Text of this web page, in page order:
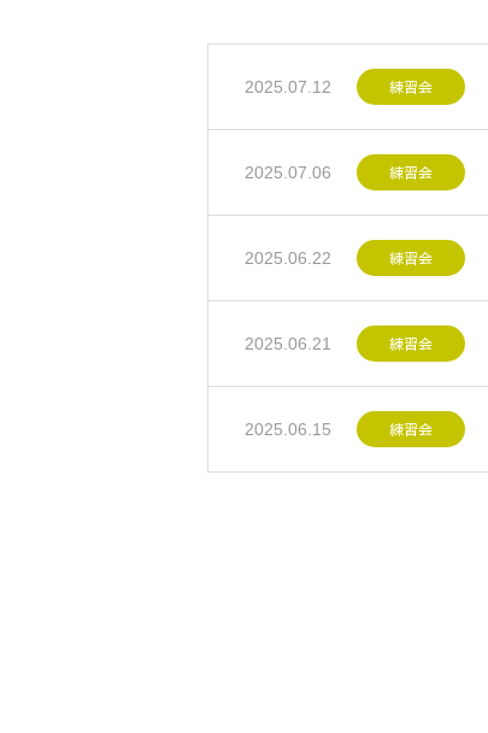
2025.07.12 練習会
2025.07.06 練習会
2025.06.22 練習会
2025.06.21 練習会
2025.06.15 練習会